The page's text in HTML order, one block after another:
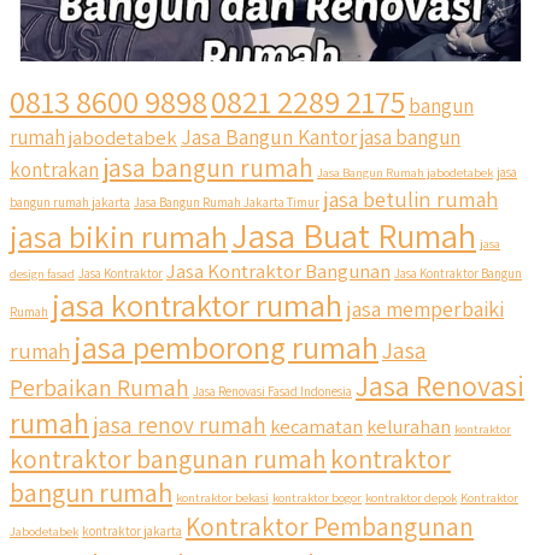
qyusipersada
@qyusipersada 3 years ago
Siapa yang udah masuk List untuk Bangun dan Renovasi
rumah Di @qyusipersada dengan sistem Cicilan ?? 🤗
0813 8600 98980821 2289 2175 bangun
rumahjabodetabek Jasa Bangun Kantorjasa bangun
kontrakan jasa bangun rumah Jasa Bangun Rumah jabodetabek jasa
bangun rumah jakarta Jasa Bangun Rumah Jakarta Timur jasa betulin rumah
jasa bikin rumahJasa Buat Rumah jasa
design fasad Jasa Kontraktor Jasa Kontraktor Bangunan Jasa Kontraktor Bangun
Rumah jasa kontraktor rumah jasa memperbaiki
rumah jasa pemborong rumahJasa
Perbaikan Rumah Jasa Renovasi Fasad Indonesia Jasa Renovasi
rumah jasa renov rumah kecamatan kelurahan kontraktor
kontraktor bangunan rumah kontraktor
bangun rumah kontraktor bekasi kontraktor bogor kontraktor depok Kontraktor
Jabodetabek kontraktor jakarta Kontraktor Pembangunan